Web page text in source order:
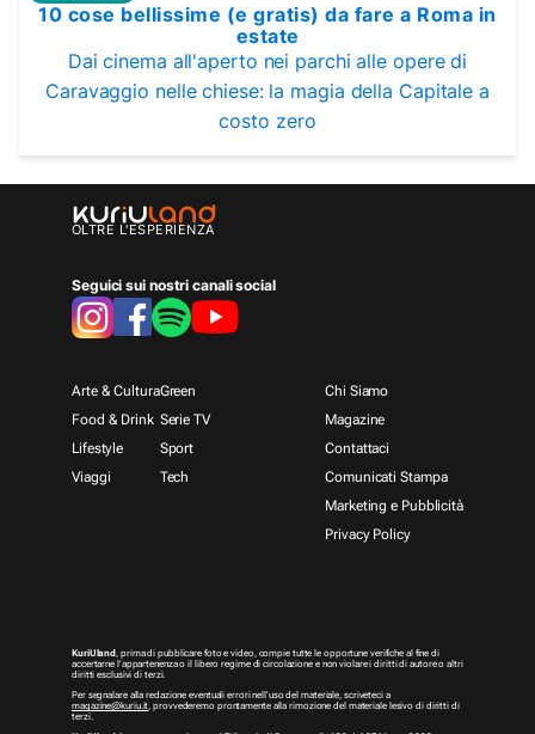
10 cose bellissime (e gratis) da fare a Roma in
estate
Dai cinema all'aperto nei parchi alle opere di
Caravaggio nelle chiese: la magia della Capitale a
costo zero
OLTRE L'ESPERIENZA
Seguici sui nostri canali social
Arte & Cultura
Food & Drink
Lifestyle
Viaggi
Green
Serie TV
Sport
Tech
Chi Siamo
Magazine
Contattaci
Comunicati Stampa
Marketing e Pubblicità
Privacy Policy
KuriUland , prima di pubblicare foto e video, compie tutte le opportune verifiche al fine di
accertarne l’appartenenza o il libero regime di circolazione e non violare i diritti di autore o altri
diritti esclusivi di terzi.
Per segnalare alla redazione eventuali errori nell’uso del materiale, scriveteci a
magazine@kuriu.it , provvederemo prontamente alla rimozione del materiale lesivo di diritti di
terzi.